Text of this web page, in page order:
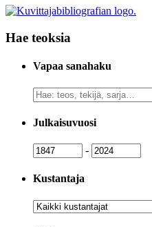
Hae teoksia
Vapaa sanahaku
Vapaa
sanahaku
Julkaisuvuosi
Julkaisuvuosi
- Julkaisuvuosi
Kustantaja
Kustantaja